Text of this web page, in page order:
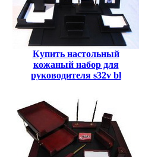
Купить настольный
кожаный набор для
руководителя s32v bl